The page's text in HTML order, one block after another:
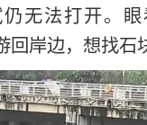
无法打开。
岸边，想找石